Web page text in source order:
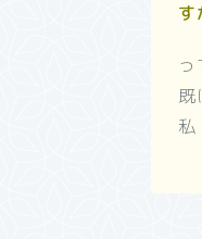
す
既
私